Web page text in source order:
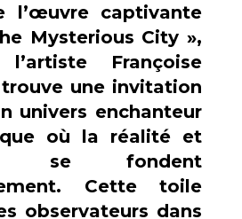
l’œuvre captivante
Mysterious City »,
Françoise
une invitation
univers enchanteur
où la réalité et
se fondent
Cette toile
observateurs dans